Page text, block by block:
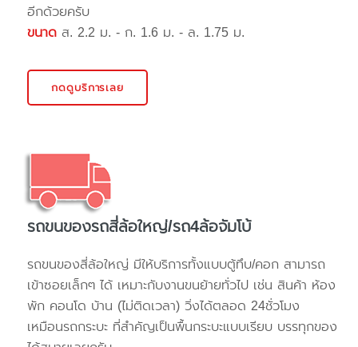
อีกด้วยครับ
ขนาด ส. 2.2 ม. - ก. 1.6 ม. - ล. 1.75 ม.
กดดูบริการเลย
รถขนของรถสี่ล้อใหญ่/รถ4ล้อจัมโบ้
รถขนของสี่ล้อใหญ่ มีให้บริการทั้งแบบตู้ทึบ/คอก สามารถ
เข้าซอยเล็กๆ ได้ เหมาะกับงานขนย้ายทั่วไป เช่น สินค้า ห้อง
พัก คอนโด บ้าน (ไม่ติดเวลา) วิ่งได้ตลอด 24ชั่วโมง
เหมือนรถกระบะ ที่สำคัญเป็นพื้นกระบะแบบเรียบ บรรทุกของ